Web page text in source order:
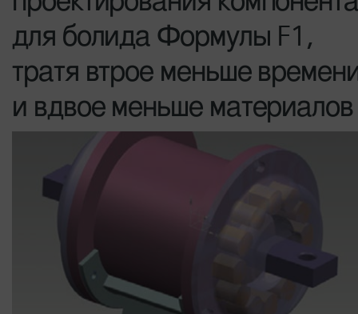
для болида Формулы F1,
тратя втрое меньше
и вдвое меньше материалов